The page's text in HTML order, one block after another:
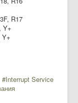
R17
Interrupt Service